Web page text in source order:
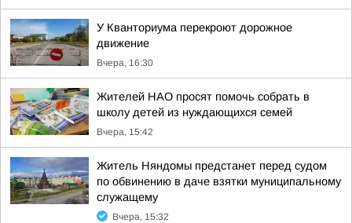
У Кванториума перекроют дорожное
движение
Вчера, 16:30
Жителей НАО просят помочь собрать в
школу детей из нуждающихся семей
Вчера, 15:42
Житель Няндомы предстанет перед судом
по обвинению в даче взятки муниципальному
служащему
Вчера, 15:32